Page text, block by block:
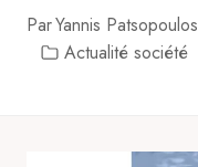
ParYannis Patsopoulos
Actualité société